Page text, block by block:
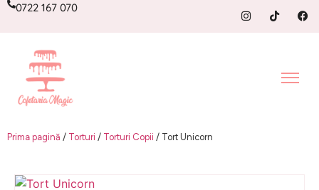
0722 167 070
Prima pagină / Torturi / Torturi Copii / Tort Unicorn